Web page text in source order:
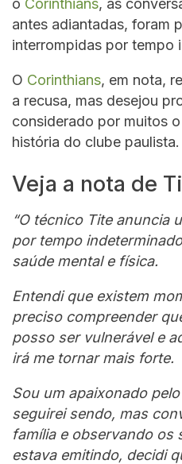
o Corinthians, as
antes adiantadas, foram
interrompidas por tempo
O Corinthians, em nota,
a recusa, mas desejou
considerado por muitos
história do clube paulista.
Veja a nota de
“O técnico Tite anuncia
por tempo
saúde mental e física.
Entendi que existem
preciso compreender
posso ser vulnerável e
irá me tornar mais forte.
Sou um apaixonado
seguirei sendo, mas
família e observando os
estava emitindo, decidi